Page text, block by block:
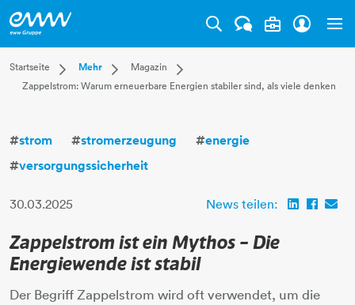
Startseite
Dropdown Startseite
Privatkunden
Mehr
Dropdown Mehr
Karriere
Magazin
Dropdown Magazin
Aktuell
Verantwortung
Zappelstrom: Warum erneuerbare Energien stabiler sind, als viele denken
#strom #stromerzeugung #energie
#versorgungssicherheit
30.03.2025 News teilen:
Zappelstrom ist ein Mythos – Die
Energiewende ist stabil
Der Begriff Zappelstrom wird oft verwendet, um die